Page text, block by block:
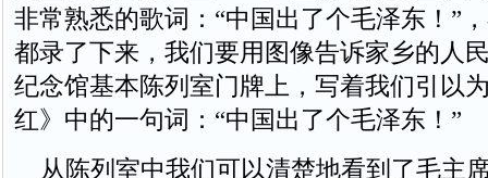
非常熟悉的歌词：“中国出了个毛泽东！”
都录了下来，我们要用图像告诉家乡的人
纪念馆基本陈列室门牌上，写着我们引以
红》中的一句词：“中国出了个毛泽东！”
从陈列室中我们可以清楚地看到了毛主